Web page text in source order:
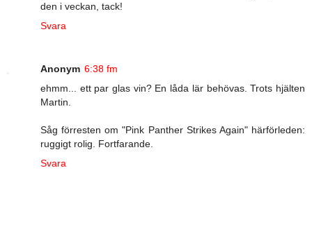
den i veckan, tack!
Svara
Anonym 6:38 fm
ehmm... ett par glas vin? En låda lär behövas. Trots hjälten
Martin.
Såg förresten om "Pink Panther Strikes Again" härförleden:
ruggigt rolig. Fortfarande.
Svara